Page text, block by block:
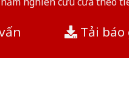
Tải báo